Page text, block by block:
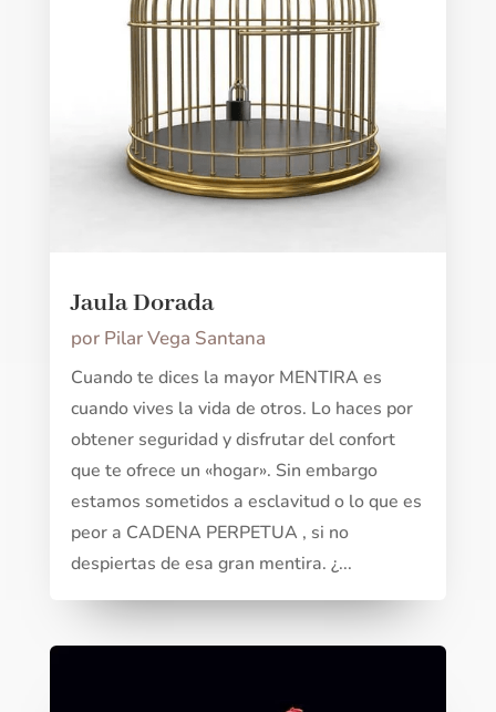
Jaula Dorada
por Pilar Vega Santana
Cuando te dices la mayor MENTIRA es
cuando vives la vida de otros. Lo haces por
obtener seguridad y disfrutar del confort
que te ofrece un «hogar». Sin embargo
estamos sometidos a esclavitud o lo que es
peor a CADENA PERPETUA , si no
despiertas de esa gran mentira. ¿...